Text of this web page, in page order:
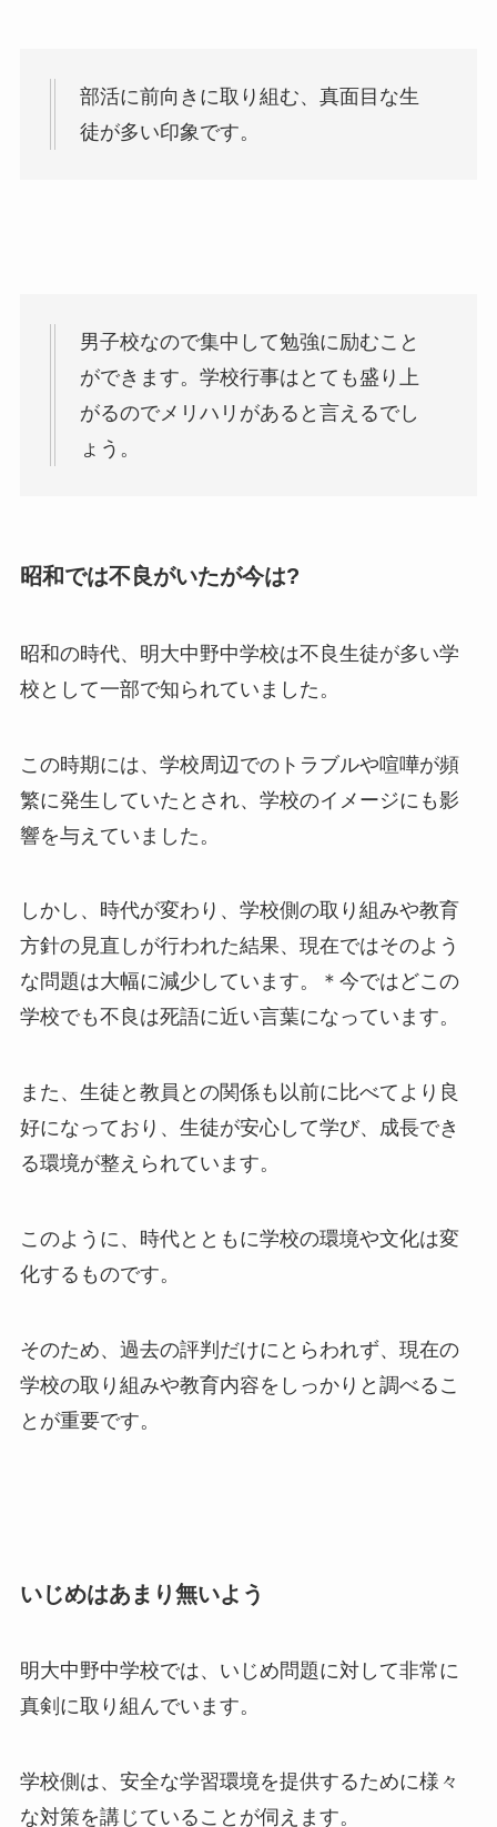
部活に前向きに取り組む、真面目な生
徒が多い印象です。
男子校なので集中して勉強に励むこと
ができます。学校行事はとても盛り上
がるのでメリハリがあると言えるでし
ょう。
昭和では不良がいたが今は?
昭和の時代、明大中野中学校は不良生徒が多い学
校として一部で知られていました。
この時期には、学校周辺でのトラブルや喧嘩が頻
繁に発生していたとされ、学校のイメージにも影
響を与えていました。
しかし、時代が変わり、学校側の取り組みや教育
方針の見直しが行われた結果、現在ではそのよう
な問題は大幅に減少しています。＊今ではどこの
学校でも不良は死語に近い言葉になっています。
また、生徒と教員との関係も以前に比べてより良
好になっており、生徒が安心して学び、成長でき
る環境が整えられています。
このように、時代とともに学校の環境や文化は変
化するものです。
そのため、過去の評判だけにとらわれず、現在の
学校の取り組みや教育内容をしっかりと調べるこ
とが重要です。
いじめはあまり無いよう
明大中野中学校では、いじめ問題に対して非常に
真剣に取り組んでいます。
学校側は、安全な学習環境を提供するために様々
な対策を講じていることが伺えます。